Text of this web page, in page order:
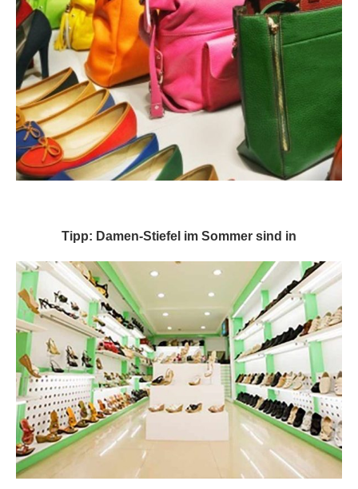
Tipp: Damen-Stiefel im Sommer sind in